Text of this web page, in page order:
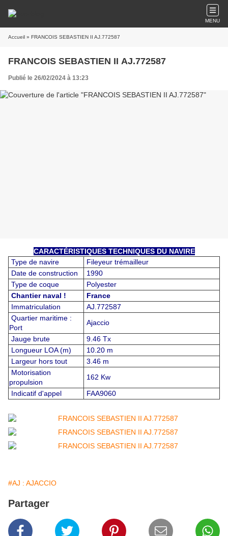
MENU
Accueil » FRANCOIS SEBASTIEN II AJ.772587
FRANCOIS SEBASTIEN II AJ.772587
Publié le 26/02/2024 à 13:23
CARACTÉRISTIQUES TECHNIQUES DU NAVIRE
Type de navire
Fileyeur trémailleur
Date de construction
1990
Type de coque
Polyester
Chantier naval !
France
Immatriculation
AJ.772587
Quartier maritime :
Port
Ajaccio
Jauge brute
9.46 Tx
Longueur LOA (m)
10.20 m
Largeur hors tout
3.46 m
Motorisation
propulsion
162 Kw
Indicatif d'appel
FAA9060
#AJ : AJACCIO
Partager